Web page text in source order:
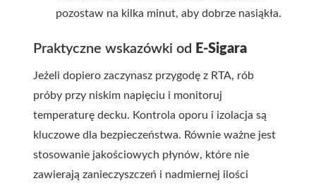
pozostaw na kilka minut, aby dobrze nasiąkła.
Praktyczne wskazówki od E-Sigara
Jeżeli dopiero zaczynasz przygodę z RTA, rób
próby przy niskim napięciu i monitoruj
temperaturę decku. Kontrola oporu i izolacja są
kluczowe dla bezpieczeństwa. Równie ważne jest
stosowanie jakościowych płynów, które nie
zawierają zanieczyszczeń i nadmiernej ilości